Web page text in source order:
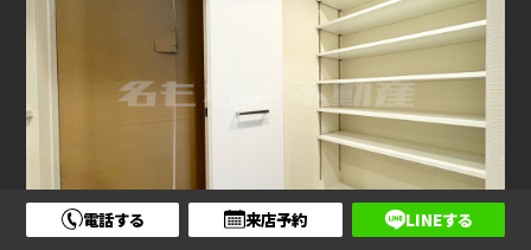
電話する 来店予約 LINEする